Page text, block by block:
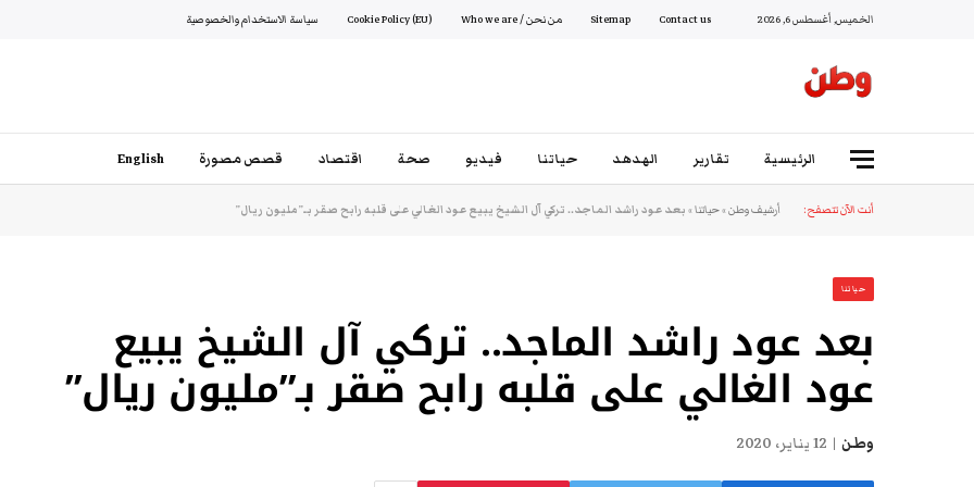
الخميس, أغسطس 6, 2026 Contact us
Sitemap من نحن / Who we are Cookie Policy (EU) سياسة الاستخدام والخصوصية
الرئيسية تقارير الهدهد حياتنا فيديو صحة اقتصاد قصص مصورة English
أنت الآن تتصفح: أرشيف وطن»حياتنا»بعد عود راشد الماجد.. تركي آل الشيخ يبيع عود الغالي على قلبه رابح صقر بـ”مليون ريال”
حياتنا
بعد عود راشد الماجد.. تركي آل الشيخ يبيع
عود الغالي على قلبه رابح صقر بـ”مليون ريال”
وطن 12 يناير، 2020